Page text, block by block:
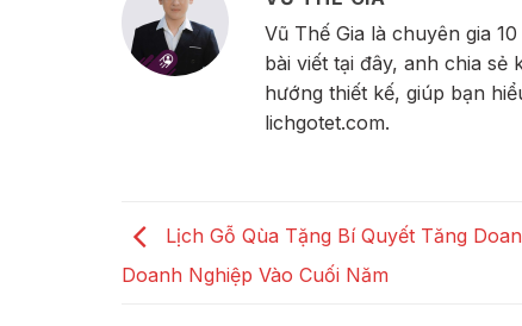
Vũ Thế Gia là chuyên gia
bài viết tại đây, anh chia
hướng thiết kế, giúp bạn
lichgotet.com.
Lịch Gỗ Qùa Tặng Bí Quyết Tăng
Doanh Nghiệp Vào Cuối Năm